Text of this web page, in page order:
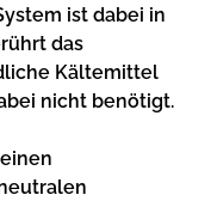
ist dabei in
das
Kältemittel
nicht benötigt.